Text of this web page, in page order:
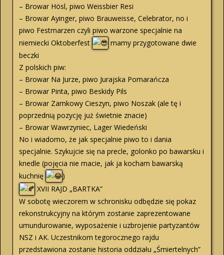
– Browar Hösl, piwo Weissbier Resi
– Browar Ayinger, piwo Brauweisse, Celebrator, no i
piwo Festmarzen czyli piwo warzone specjalnie na
niemiecki Oktoberfest
mamy przygotowane dwie
beczki
Z polskich piw:
– Browar Na Jurze, piwo Jurajska Pomarańcza
– Browar Pinta, piwo Beskidy Pils
– Browar Zamkowy Cieszyn, piwo Noszak (ale tę i
poprzednią pozycję już świetnie znacie)
– Browar Wawrzyniec, Lager Wiedeński
No i wiadomo, że jak specjalnie piwo to i dania
specjalnie. Szykujcie się na precle, golonko po bawarsku i
knedle (pojęcia nie macie, jak ja kocham bawarską
kuchnię
)
XVII RAJD „BARTKA”
W sobotę wieczorem w schronisku odbędzie się pokaz
rekonstrukcyjny na którym zostanie zaprezentowane
umundurowanie, wyposażenie i uzbrojenie partyzantów
NSZ i AK. Uczestnikom tegorocznego rajdu
przedstawiona zostanie historia oddziału „Śmiertelnych”